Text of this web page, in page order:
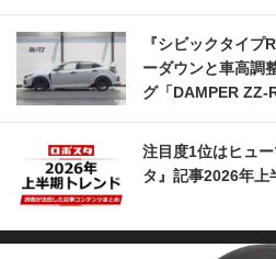
『シビックタイプ
ーダウンと車高調
グ「DAMPER ZZ-R
注目度1位はヒュ
タ』記事2026年上